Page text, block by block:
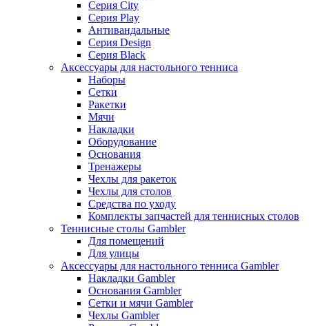
Серия City
Серия Play
Антивандальные
Серия Design
Серия Black
Аксессуары для настольного тенниса
Наборы
Сетки
Ракетки
Мячи
Накладки
Оборудование
Основания
Тренажеры
Чехлы для ракеток
Чехлы для столов
Средства по уходу
Комплекты запчастей для теннисных столов
Теннисные столы Gambler
Для помещений
Для улицы
Аксессуары для настольного тенниса Gambler
Накладки Gambler
Основания Gambler
Сетки и мячи Gambler
Чехлы Gambler